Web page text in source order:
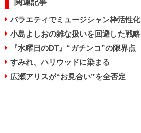
バラエティでミュージシャン枠活性化
小島よしおの雑な扱いを回避した戦略
『水曜日のDT』“ガチンコ”の限界点
すみれ、ハリウッドに染まる
広瀬アリスが“お見合い”を全否定